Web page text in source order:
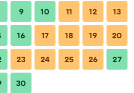
Nähe
9 10 11 12 13
16 17 18 19 20
23 24 25 26 27
30